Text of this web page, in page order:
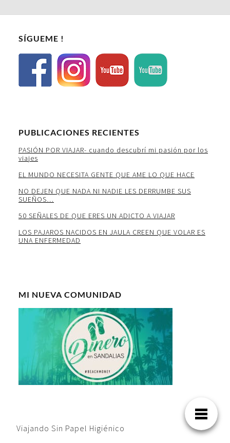
SÍGUEME !
PUBLICACIONES RECIENTES
PASIÓN POR VIAJAR- cuando descubrí mi pasión por los
viajes
EL MUNDO NECESITA GENTE QUE AME LO QUE HACE
NO DEJEN QUE NADA NI NADIE LES DERRUMBE SUS
SUEÑOS…
50 SEÑALES DE QUE ERES UN ADICTO A VIAJAR
LOS PAJAROS NACIDOS EN JAULA CREEN QUE VOLAR ES
UNA ENFERMEDAD
MI NUEVA COMUNIDAD
Viajando Sin Papel Higiénico